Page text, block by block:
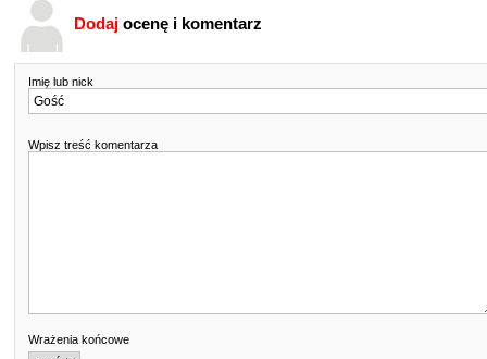
Dodaj ocenę i komentarz
Imię lub nick
Wpisz treść komentarza
Wrażenia końcowe